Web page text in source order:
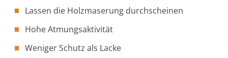
Lassen die Holzmaserung durchscheinen
Hohe Atmungsaktivität
Weniger Schutz als Lacke